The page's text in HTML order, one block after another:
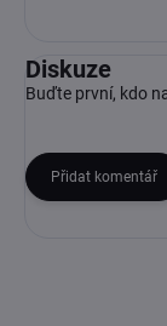
Diskuze
Buďte první, kdo
Přidat komentář